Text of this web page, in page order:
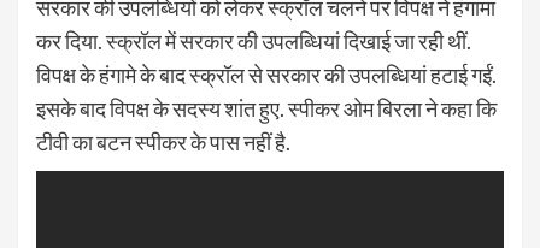
सरकार की उपलब्धियों को लेकर स्क्रॉल चलने पर विपक्ष ने हंगामा
कर दिया. स्क्रॉल में सरकार की उपलब्धियां दिखाई जा रही थीं.
विपक्ष के हंगामे के बाद स्क्रॉल से सरकार की उपलब्धियां हटाई गईं.
इसके बाद विपक्ष के सदस्य शांत हुए. स्पीकर ओम बिरला ने कहा कि
टीवी का बटन स्पीकर के पास नहीं है.